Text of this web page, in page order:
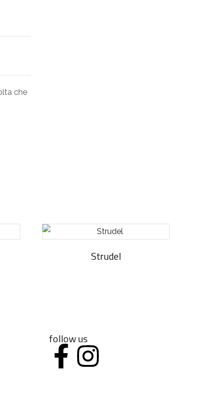
che
Strudel
follow us